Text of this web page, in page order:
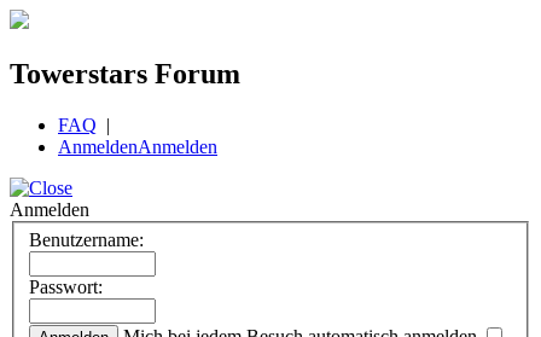
Towerstars Forum
FAQ |
AnmeldenAnmelden
Anmelden
Benutzername:
Passwort: